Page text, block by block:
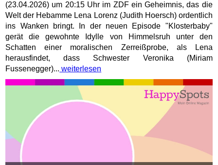
(23.04.2026) um 20:15 Uhr im ZDF ein Geheimnis, das die
Welt der Hebamme Lena Lorenz (Judith Hoersch) ordentlich
ins Wanken bringt. In der neuen Episode "Klosterbaby"
gerät die gewohnte Idylle von Himmelsruh unter den
Schatten einer moralischen Zerreißprobe, als Lena
herausfindet, dass Schwester Veronika (Miriam
Fussenegger)... weiterlesen